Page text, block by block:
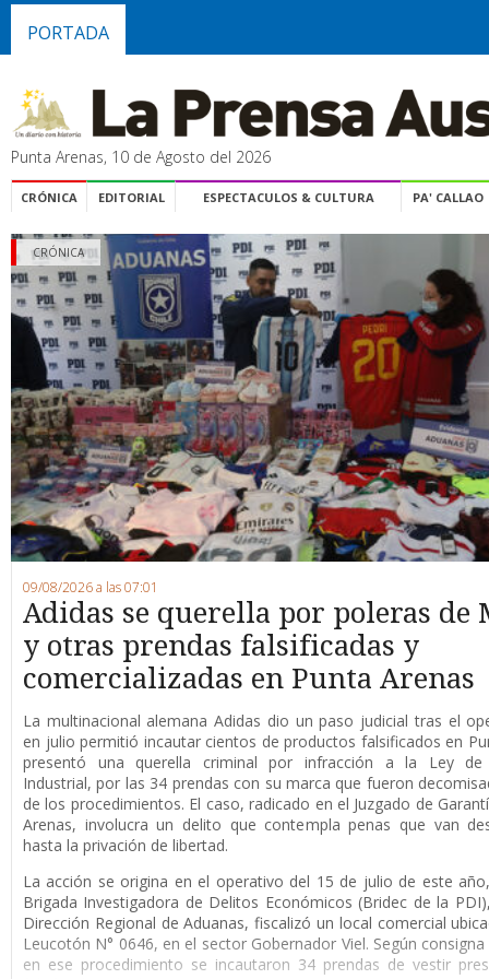
PORTADA
Punta Arenas, 10 de Agosto del 2026
CRÓNICA EDITORIAL ESPECTACULOS & CULTURA PA' CALLAO
CRÓNICA
09/08/2026 a las 07:01
Adidas se querella por poleras de
y otras prendas falsificadas y
comercializadas en Punta Arenas
La multinacional alemana Adidas dio un paso judicial tras el
en julio permitió incautar cientos de productos falsificados en
presentó una querella criminal por infracción a la Ley de
Industrial, por las 34 prendas con su marca que fueron
de los procedimientos. El caso, radicado en el Juzgado de
Arenas, involucra un delito que contempla penas que van
hasta la privación de libertad.
La acción se origina en el operativo del 15 de julio de este
Brigada Investigadora de Delitos Económicos (Bridec de la
Dirección Regional de Aduanas, fiscalizó un local comercial
Leucotón N° 0646, en el sector Gobernador Viel. Según
en ese procedimiento se incautaron 34 prendas de vestir